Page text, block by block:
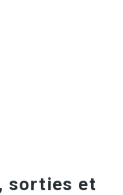
sorties et